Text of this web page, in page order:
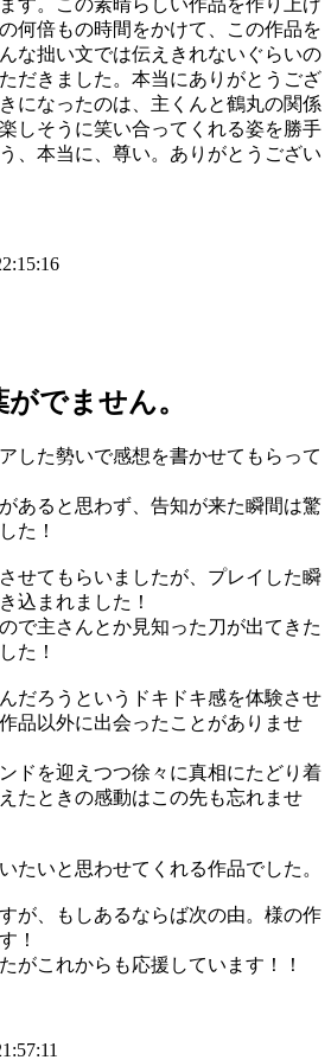
す。この素晴らしい作品を作り上げ
何倍もの時間をかけて、この作品を
な拙い文では伝えきれないぐらいの
だきました。本当にありがとうござ
になったのは、主くんと鶴丸の関係
しそうに笑い合ってくれる姿を勝手
、本当に、尊い。ありがとうござい
でません。
した勢いで感想を書かせてもらって
あると思わず、告知が来た瞬間は驚
た！
せてもらいましたが、プレイした瞬
込まれました！
で主さんとか見知った刀が出てきた
た！
だろうというドキドキ感を体験させ
品以外に出会ったことがありませ
ドを迎えつつ徐々に真相にたどり着
たときの感動はこの先も忘れませ
たいと思わせてくれる作品でした。
が、もしあるならば次の由。様の作
！
がこれからも応援しています！！